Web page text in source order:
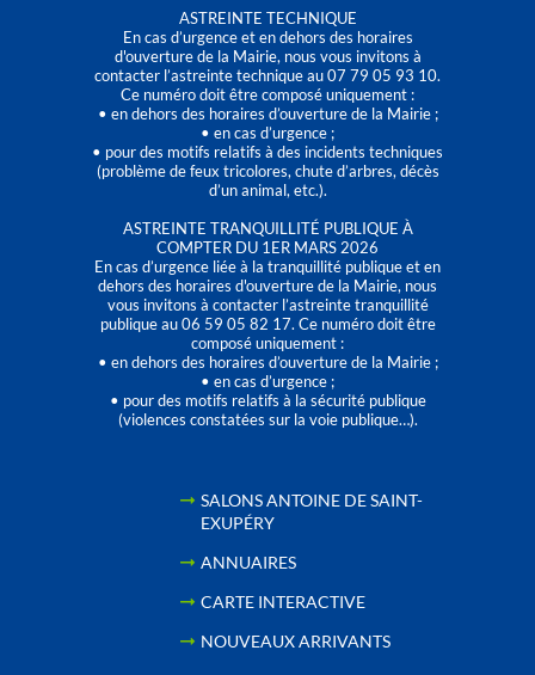
ASTREINTE TECHNIQUE
En cas d’urgence et en dehors des horaires
d'ouverture de la Mairie, nous vous invitons à
contacter l’astreinte technique au 07 79 05 93 10.
Ce numéro doit être composé uniquement :
• en dehors des horaires d’ouverture de la Mairie ;
• en cas d’urgence ;
• pour des motifs relatifs à des incidents techniques
(problème de feux tricolores, chute d’arbres, décès
d’un animal, etc.).
ASTREINTE TRANQUILLITÉ PUBLIQUE À
COMPTER DU 1ER MARS 2026
En cas d’urgence liée à la tranquillité publique et en
dehors des horaires d'ouverture de la Mairie, nous
vous invitons à contacter l’astreinte tranquillité
publique au 06 59 05 82 17. Ce numéro doit être
composé uniquement :
• en dehors des horaires d’ouverture de la Mairie ;
• en cas d’urgence ;
• pour des motifs relatifs à la sécurité publique
(violences constatées sur la voie publique…).
SALONS ANTOINE DE SAINT-
EXUPÉRY
ANNUAIRES
CARTE INTERACTIVE
NOUVEAUX ARRIVANTS